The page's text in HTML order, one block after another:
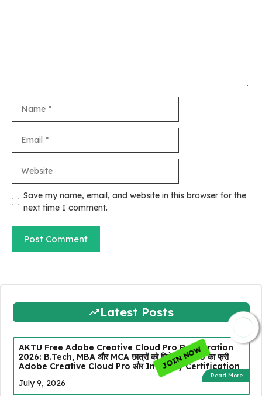
Save my name, email, and website in this browser for the
next time I comment.
Latest Posts
AKTU Free Adobe Creative Cloud Pro Registration
2026: B.Tech, MBA और MCA छात्रों को मिलेगा ₹8,000 का फ्री
Adobe Creative Cloud Pro और Industry Certification
Read More
July 9, 2026
JOIN NOW